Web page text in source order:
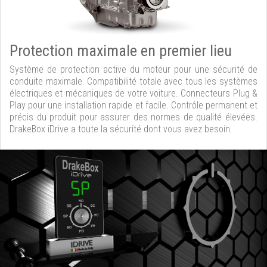
Protection maximale en premier lieu
Système de protection active du moteur pour une sécurité de
conduite maximale. Compatibilité totale avec tous les systèmes
électriques et mécaniques de votre voiture. Connecteurs Plug &
Play pour une installation rapide et facile. Contrôle permanent et
précis du produit pour assurer des normes de qualité élevées.
DrakeBox iDrive a toute la sécurité dont vous avez besoin.